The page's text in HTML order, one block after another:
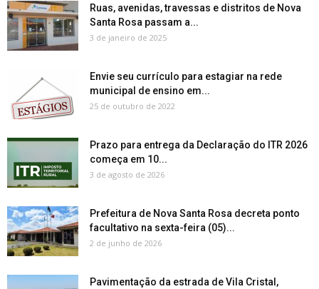
Ruas, avenidas, travessas e distritos de Nova
Santa Rosa passam a...
3 de janeiro de 2025
Envie seu currículo para estagiar na rede
municipal de ensino em...
25 de outubro de 2022
Prazo para entrega da Declaração do ITR 2026
começa em 10...
3 de agosto de 2026
Prefeitura de Nova Santa Rosa decreta ponto
facultativo na sexta-feira (05)...
2 de junho de 2026
Pavimentação da estrada de Vila Cristal,